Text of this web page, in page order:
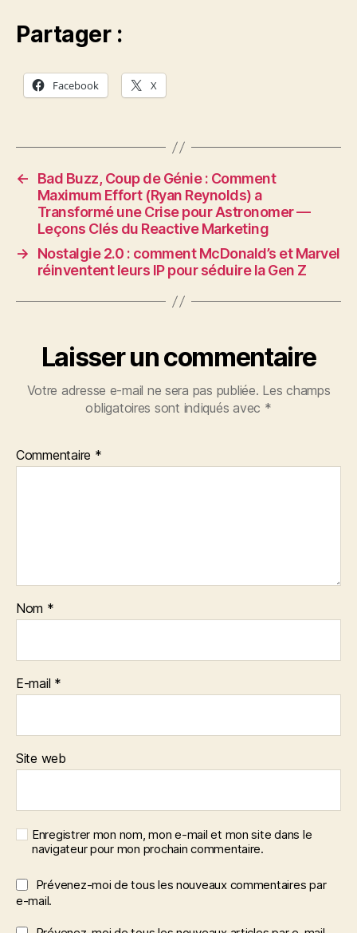
Partager :
Facebook X
←
Bad Buzz, Coup de Génie : Comment
Maximum Effort (Ryan Reynolds) a
Transformé une Crise pour Astronomer —
Leçons Clés du Reactive Marketing
→
Nostalgie 2.0 : comment McDonald’s et Marvel
réinventent leurs IP pour séduire la Gen Z
Laisser un commentaire
Votre adresse e-mail ne sera pas publiée. Les champs
obligatoires sont indiqués avec *
Commentaire *
Nom *
E-mail *
Site web
Enregistrer mon nom, mon e-mail et mon site dans le
navigateur pour mon prochain commentaire.
Prévenez-moi de tous les nouveaux commentaires par
e-mail.